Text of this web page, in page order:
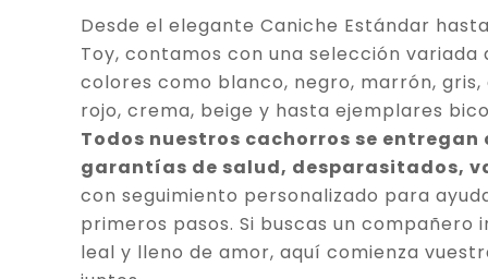
Desde el elegante Caniche Estándar
Toy, contamos con una selección variada
colores como blanco, negro, marrón,
rojo, crema, beige y hasta ejemplares
Todos nuestros cachorros se entregan
garantías de salud, desparasitados,
con seguimiento personalizado para
primeros pasos. Si buscas un compañero
leal y lleno de amor, aquí comienza